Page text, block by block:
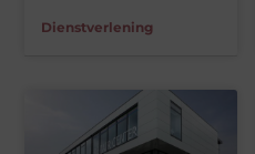
Dienstverlening